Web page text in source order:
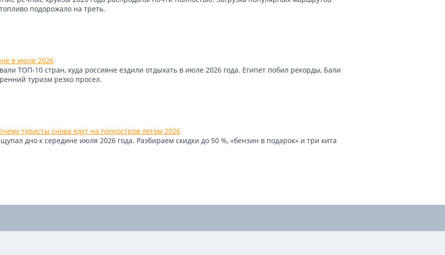
подорожало на треть.
в июле 2026
ТОП-10 стран, куда россияне ездили отдыхать в июле 2026 года. Египет побил рекорды, Бали
туризм резко просел.
туристы снова едут на полуостров летом 2026
дно к середине июля 2026 года. Разбираем скидки до 50 %, «бензин в подарок» и три кита